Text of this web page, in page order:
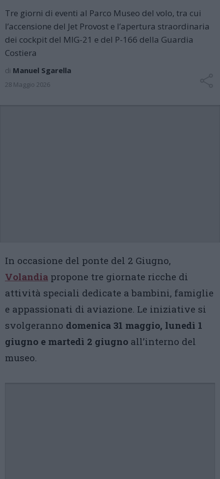
Tre giorni di eventi al Parco Museo del volo, tra cui
l’accensione del Jet Provost e l’apertura straordinaria
dei cockpit del MIG-21 e del P-166 della Guardia
Costiera
di Manuel Sgarella
28 Maggio 2026
In occasione del ponte del 2 Giugno,
Volandia propone tre giornate ricche di
attività speciali dedicate a bambini, famiglie
e appassionati di aviazione. Le iniziative si
svolgeranno domenica 31 maggio, lunedì 1
giugno e martedì 2 giugno all’interno del
museo.